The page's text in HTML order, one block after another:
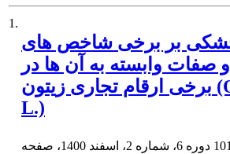
1.
بر برخی شاخص های
صفات وابسته به آن ها در
برخی ارقام تجاری زیتون (Olea europaea
L.)